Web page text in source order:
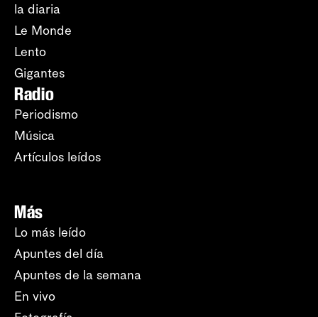
la diaria
Le Monde
Lento
Gigantes
Radio
Periodismo
Música
Artículos leídos
Más
Lo más leído
Apuntes del día
Apuntes de la semana
En vivo